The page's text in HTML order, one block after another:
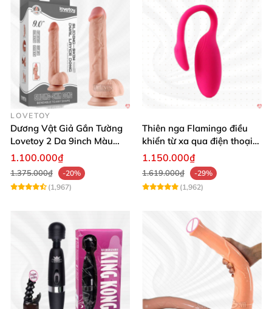
LOVETOY
Dương Vật Giả Gắn Tường
Lovetoy 2 Da 9inch Màu
Flesh Hàng Chính Hãng
1.100.000₫
1.375.000₫
-20%
(1,967)
Thiên nga Flamingo điều
khiển từ xa qua điện thoại
cực dễ dàng
1.150.000₫
1.619.000₫
-29%
(1,962)